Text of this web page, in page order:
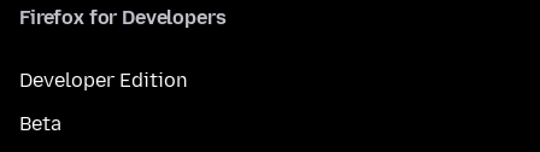
Firefox for Developers
Developer Edition
Beta